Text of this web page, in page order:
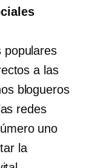
populares
a las
blogueros
redes
uno
la